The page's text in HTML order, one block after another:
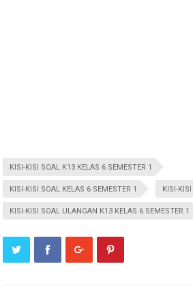
KISI-KISI SOAL K13 KELAS 6 SEMESTER 1
KISI-KISI SOAL KELAS 6 SEMESTER 1 KISI-
KISI-KISI SOAL ULANGAN K13 KELAS 6 SEMESTER 1